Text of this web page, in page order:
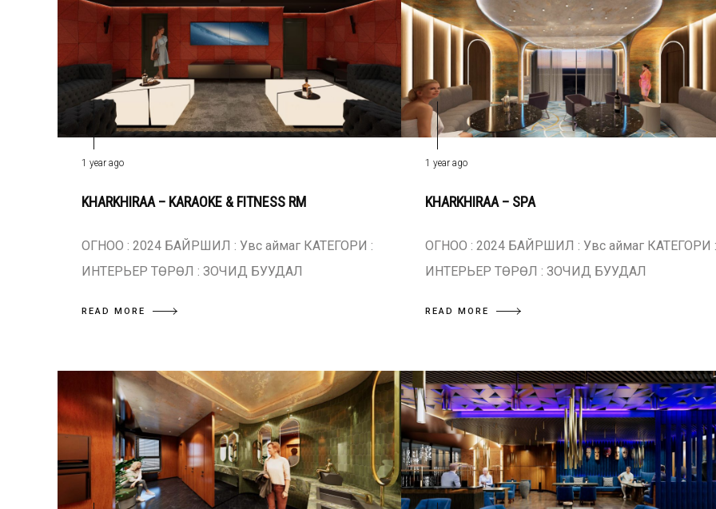
1 year ago
KHARKHIRAA – KARAOKE & FITNESS RM
ОГНОО : 2024 БАЙРШИЛ : Увс аймаг КАТЕГОРИ :
ИНТЕРЬЕР ТӨРӨЛ : ЗОЧИД БУУДАЛ
READ MORE
1 year ago
KHARKHIRAA – SPA
ОГНОО : 2024 БАЙРШИЛ : Увс аймаг КАТЕГОРИ :
ИНТЕРЬЕР ТӨРӨЛ : ЗОЧИД БУУДАЛ
READ MORE